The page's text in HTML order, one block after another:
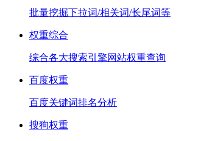
批量挖掘下拉词/相关词/长尾词等
权重综合
综合各大搜索引擎网站权重查询
百度权重
百度关键词排名分析
搜狗权重